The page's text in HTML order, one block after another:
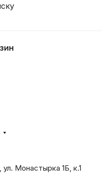
Монастырка 1Б, к.1